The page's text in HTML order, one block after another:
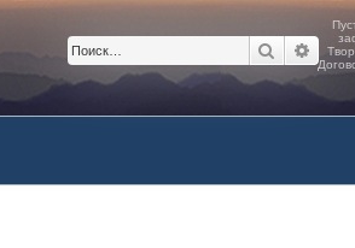
Поиск